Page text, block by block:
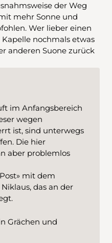
der Weg
mehr Sonne und
Wer lieber einen
nochmals etwas
anderen Suone zurück
im Anfangsbereich
wegen
ist, sind unterwegs
Die hier
aber problemlos
mit dem
das an der
Grächen und